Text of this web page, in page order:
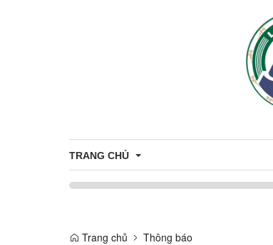
TRANG CHỦ
Trang chủ
Thông báo